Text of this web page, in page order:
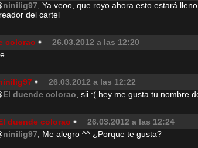
ninilig97 , Ya veoo, que royo ahora esto estará
del cartel
colorao 26.03.2012 a las 12:20
26.03.2012 a las 12:22
El duende colorao , sii :( hey me gusta tu nombre
duende colorao 26.03.2012 a las 12:24
ninilig97 , Me alegro ^^ ¿Porque te gusta?